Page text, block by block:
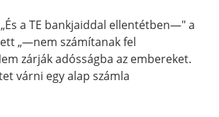
„És a TE bankjaiddal ellentétben—" a
„—nem számítanak fel
zárják adósságba az embereket.
várni egy alap számla